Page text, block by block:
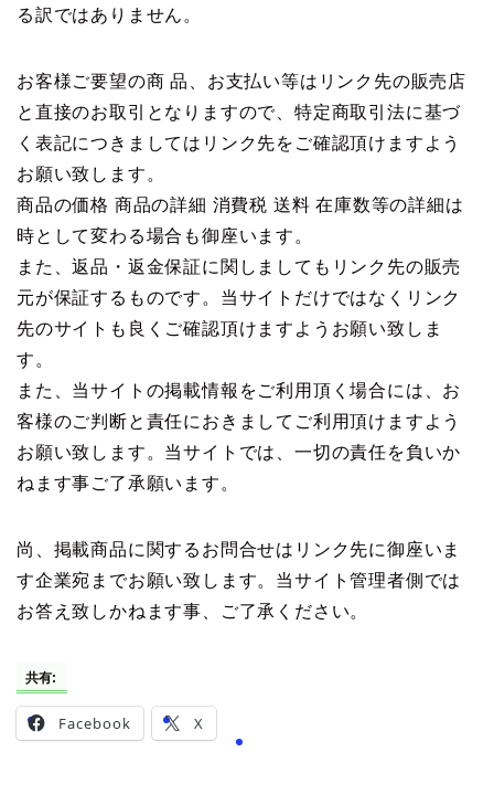
る訳ではありません。
お客様ご要望の商 品、お支払い等はリンク先の販売店
と直接のお取引となりますので、特定商取引法に基づ
く表記につきましてはリンク先をご確認頂けますよう
お願い致します。
商品の価格 商品の詳細 消費税 送料 在庫数等の詳細は
時として変わる場合も御座います。
また、返品・返金保証に関しましてもリンク先の販売
元が保証するものです。当サイトだけではなくリンク
先のサイトも良くご確認頂けますようお願い致しま
す。
また、当サイトの掲載情報をご利用頂く場合には、お
客様のご判断と責任におきましてご利用頂けますよう
お願い致します。当サイトでは、一切の責任を負いか
ねます事ご了承願います。
尚、掲載商品に関するお問合せはリンク先に御座いま
す企業宛までお願い致します。当サイト管理者側では
お答え致しかねます事、ご了承ください。
共有:
Facebook X